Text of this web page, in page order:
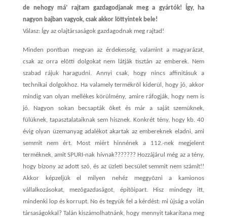
de nehogy má’ rajtam gazdagodjanak meg a gyártók! Így, ha
nagyon bajban vagyok, csak akkor löttyintek bele!
Válasz: Így az olajtársaságok gazdagodnak meg rajtad!
Minden pontban megvan az érdekesség, valamint a magyarázat,
csak az orra elõtti dolgokat nem látják tisztán az emberek. Nem
szabad rájuk haragudni. Annyi csak, hogy nincs affinitásuk a
technikai dolgokhoz. Ha valamely termékrõl kiderül, hogy jó, akkor
mindig van olyan mellékes körülmény, amire ráfogják, hogy nem is
jó. Nagyon sokan becsapták õket és már a saját szemüknek,
fülüknek, tapasztalataiknak sem hisznek. Konkrét tény, hogy kb. 40
évig olyan üzemanyag adalékot akartak az embereknek eladni, ami
semmit nem ért. Most miért hinnének a 112.-nek megjelent
terméknek, amit SPURI-nak hívnak??????? Hozzájárul még az a tény,
hogy bizony az adott szó, és az üzleti becsület semmit nem számít!!
Akkor képzeljük el milyen nehéz meggyõzni a kamionos
vállalkozásokat, mezõgazdaságot, építõipart. Hisz mindegy itt,
mindenki lop és korrupt. No és tegyük fel a kérdést: mi újság a volán
társaságokkal? Talán kiszámolhatnánk, hogy mennyit takarítana meg